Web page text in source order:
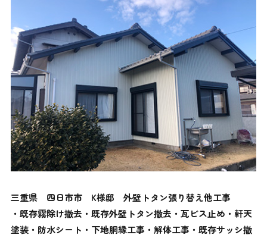
三重県 四日市市 K様邸 外壁トタン張り替え他工事
・既存霧除け撤去・既存外壁トタン撤去・瓦ビス止め・軒天
塗装・防水シート・下地胴縁工事・解体工事・既存サッシ撤